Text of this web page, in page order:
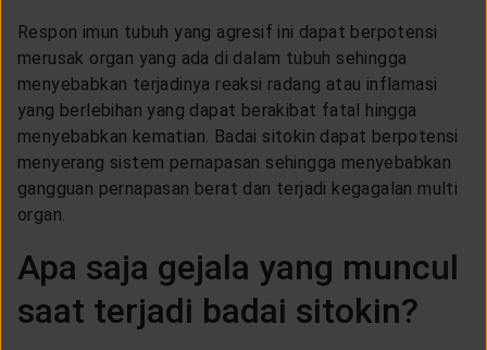
Respon imun tubuh yang agresif ini dapat berpotensi
merusak organ yang ada di dalam tubuh sehingga
menyebabkan terjadinya reaksi radang atau inflamasi
yang berlebihan yang dapat berakibat fatal hingga
menyebabkan kematian. Badai sitokin dapat berpotensi
menyerang sistem pernapasan sehingga menyebabkan
gangguan pernapasan berat dan terjadi kegagalan multi
organ.
Apa saja gejala yang muncul
saat terjadi badai sitokin?